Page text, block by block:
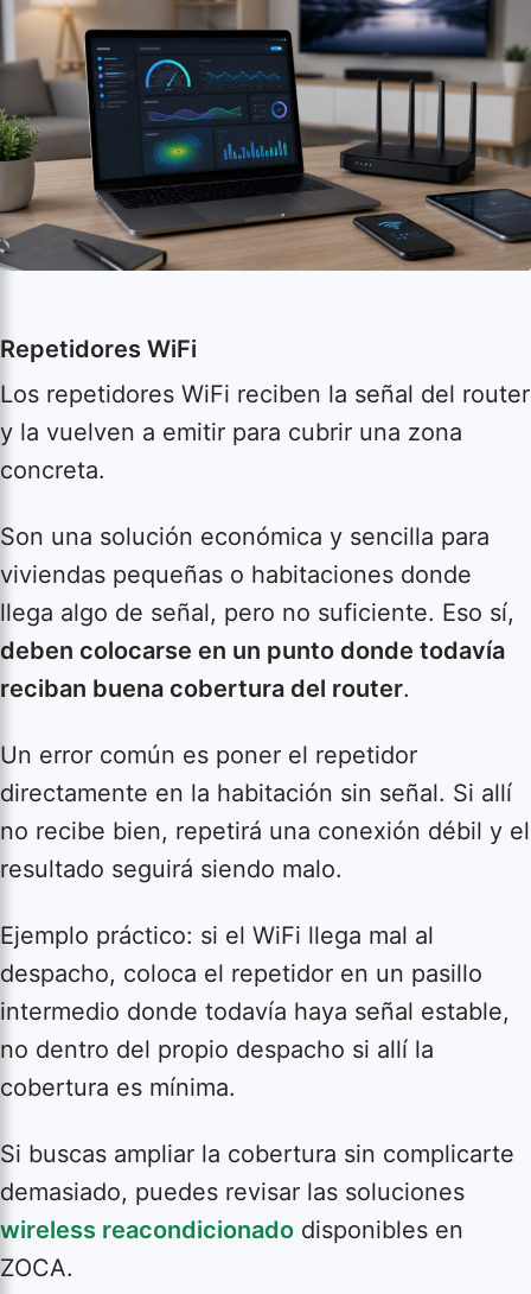
Repetidores WiFi
Los repetidores WiFi reciben la señal del router
y la vuelven a emitir para cubrir una zona
concreta.
Son una solución económica y sencilla para
viviendas pequeñas o habitaciones donde
llega algo de señal, pero no suficiente. Eso sí,
deben colocarse en un punto donde todavía
reciban buena cobertura del router.
Un error común es poner el repetidor
directamente en la habitación sin señal. Si allí
no recibe bien, repetirá una conexión débil y el
resultado seguirá siendo malo.
Ejemplo práctico: si el WiFi llega mal al
despacho, coloca el repetidor en un pasillo
intermedio donde todavía haya señal estable,
no dentro del propio despacho si allí la
cobertura es mínima.
Si buscas ampliar la cobertura sin complicarte
demasiado, puedes revisar las soluciones
wireless reacondicionado disponibles en
ZOCA.